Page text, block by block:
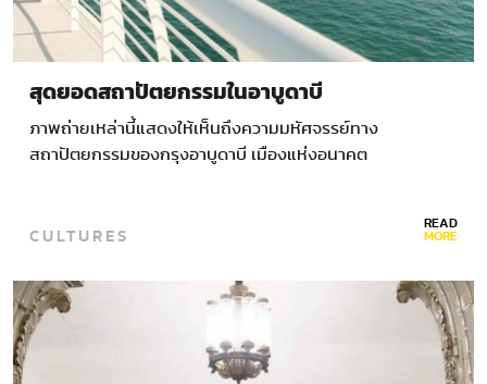
สุดยอดสถาปัตยกรรมในอาบูดาบี
ภาพถ่ายเหล่านี้แสดงให้เห็นถึงความมหัศจรรย์ทาง
สถาปัตยกรรมของกรุงอาบูดาบี เมืองแห่งอนาคต
CULTURES READ
MORE